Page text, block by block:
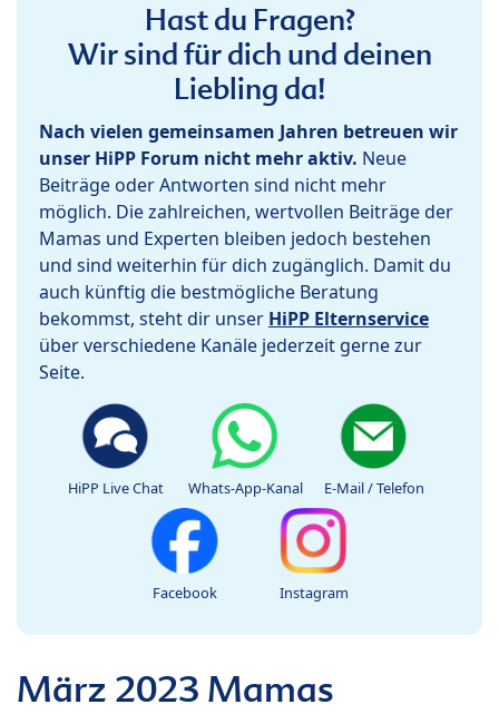
Hast du Fragen?
Wir sind für dich und deinen
Liebling da!
Nach vielen gemeinsamen Jahren betreuen wir
unser HiPP Forum nicht mehr aktiv. Neue
Beiträge oder Antworten sind nicht mehr
möglich. Die zahlreichen, wertvollen Beiträge der
Mamas und Experten bleiben jedoch bestehen
und sind weiterhin für dich zugänglich. Damit du
auch künftig die bestmögliche Beratung
bekommst, steht dir unser HiPP Elternservice
über verschiedene Kanäle jederzeit gerne zur
Seite.
HiPP Live Chat Whats-App-Kanal E-Mail / Telefon
Facebook Instagram
März 2023 Mamas